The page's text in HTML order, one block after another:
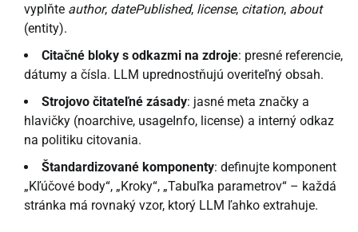
vyplňte author, datePublished, license, citation, about
(entity).
Citačné bloky s odkazmi na zdroje: presné referencie,
dátumy a čísla. LLM uprednostňujú overiteľný obsah.
Strojovo čitateľné zásady: jasné meta značky a
hlavičky (noarchive, usageInfo, license) a interný odkaz
na politiku citovania.
Štandardizované komponenty: definujte komponent
„Kľúčové body“, „Kroky“, „Tabuľka parametrov“ – každá
stránka má rovnaký vzor, ktorý LLM ľahko extrahuje.